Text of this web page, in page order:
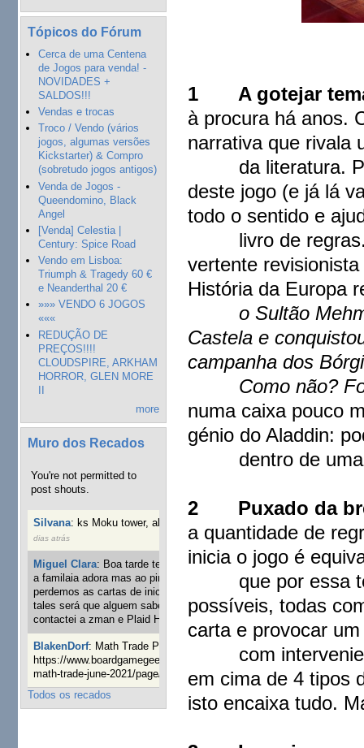
Tópicos do Fórum
Cerca de uma Centena
de Jogos para venda! -
NOVIDADES +
SALDOS!!!
Vendas e trocas
Troco / Vendo (vários
jogos, algumas versões
Kickstarter) & Compro
(sobretudo jogos antigos)
Venda de Jogos -
Queendomino, Black
Angel
[Venda] Celestia |
Century: Spice Road
Vendo em Lisboa:
Triumph & Tragedy 60 €
e Neanderthal 20 €
»»» VENDO 6 JOGOS
«««
REDUÇÃO DE
PREÇOS!!!!
CLOUDSPIRE, ARKHAM
HORROR, GLEN MORE
II
more
Muro dos Recados
You're not permitted to
post shouts.
Silvana: ks Moku tower, alguém interessado?
40 semanas 3
dias atrás
Miguel Clara: Boa tarde tenho jogo Mice and mistics que
a familaia adora mas ao pintarmos as miniaturas
perdemos as cartas de iniciaticva da expanção downood
tales será que alguem sabe onde adquirir as cartas já
contactei a zman e Plaid Hat e nada
BlakenDorf: Math Trade Portuguesa a decorrer. Aqui:
https://www.boardgamegeek.com/geeklist/286035/portugal-
math-trade-june-2021/page/1
1 ano 9 semanas atrás
Todos os recados
1 A gotejar
à procura há anos.
narrativa que rivala
da literatura.
deste jogo (e já lá
todo o sentido e
livro de regras. E
vertente
História da Europa
o Sultão
Castela e
campanha dos
Como não?
numa caixa pouco
génio do Aladdin:
dentro de uma
2 Puxado da
a quantidade de
inicia o jogo é
que por essa
possíveis, todas
carta e provocar
com
em cima de 4 tipos
isto encaixa tudo.